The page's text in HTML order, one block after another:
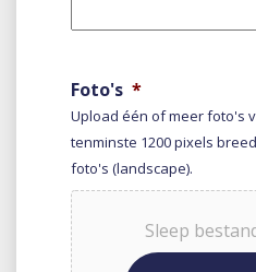
Foto's *
Upload één of meer foto's
tenminste 1200 pixels
foto's (landscape).
Sleep